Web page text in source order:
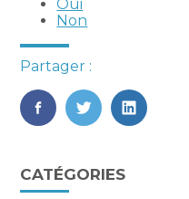
Oui
Non
Partager :
FaceBook
TwitterLinkedIn
Blog
sidebar
CATÉGORIES